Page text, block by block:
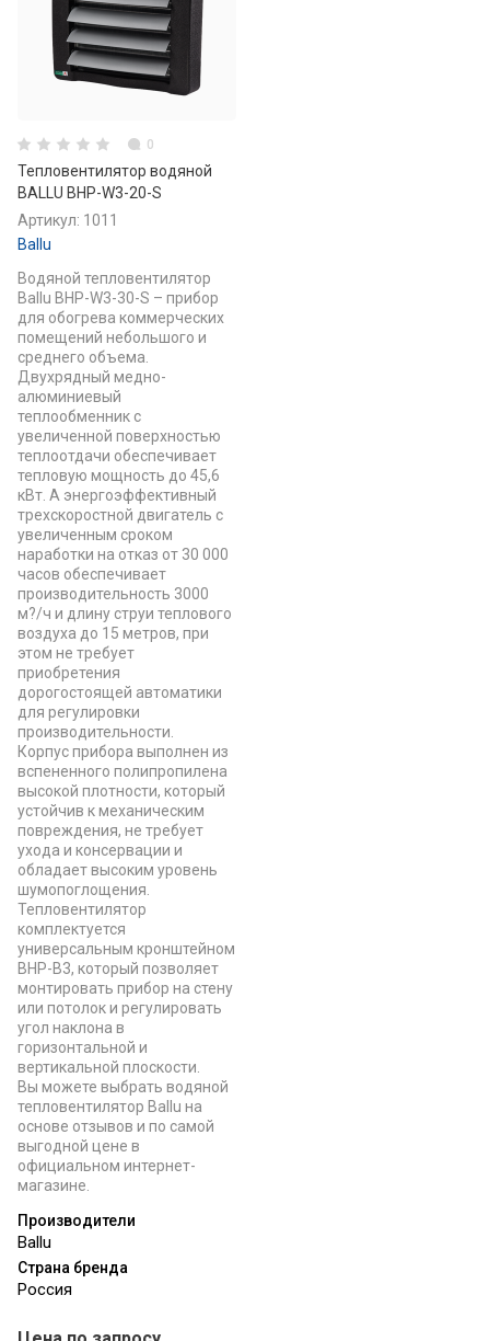
0
Тепловентилятор водяной
BALLU BHP-W3-20-S
Артикул: 1011
Ballu
Водяной тепловентилятор
Ballu BHP-W3-30-S – прибор
для обогрева коммерческих
помещений небольшого и
среднего объема.
Двухрядный медно-
алюминиевый
теплообменник с
увеличенной поверхностью
теплоотдачи обеспечивает
тепловую мощность до 45,6
кВт. А энергоэффективный
трехскоростной двигатель с
увеличенным сроком
наработки на отказ от 30 000
часов обеспечивает
производительность 3000
м?/ч и длину струи теплового
воздуха до 15 метров, при
этом не требует
приобретения
дорогостоящей автоматики
для регулировки
производительности.
Корпус прибора выполнен из
вспененного полипропилена
высокой плотности, который
устойчив к механическим
повреждения, не требует
ухода и консервации и
обладает высоким уровень
шумопоглощения.
Тепловентилятор
комплектуется
универсальным кронштейном
BHP-B3, который позволяет
монтировать прибор на стену
или потолок и регулировать
угол наклона в
горизонтальной и
вертикальной плоскости.
Вы можете выбрать водяной
тепловентилятор Ballu на
основе отзывов и по самой
выгодной цене в
официальном интернет-
магазине.
Производители
Ballu
Страна бренда
Россия